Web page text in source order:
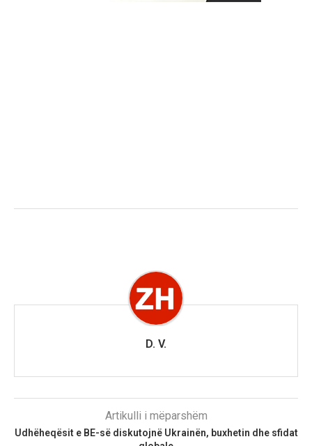
D. V.
Artikulli i mëparshëm
Udhëheqësit e BE-së diskutojnë Ukrainën, buxhetin dhe sfidat